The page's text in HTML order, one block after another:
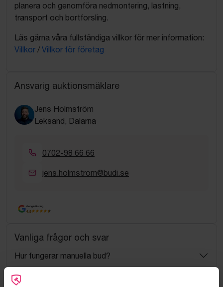
planera och genomföra nedmontering, lastning,
transport och bortforsling.
Läs gärna våra fullständiga villkor för mer information:
Villkor / Villkor för företag
Ansvarig auktionsmäklare
Jens Holmström
Leksand, Dalarna
0702-98 66 66
jens.holmstrom@budi.se
Google Rating
4.5
Vanliga frågor och svar
Hur fungerar manuella bud?
Vad innebär serviceavgift?